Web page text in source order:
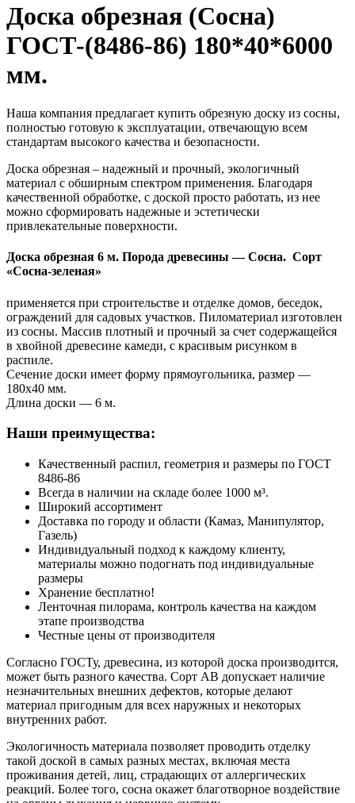
Доска обрезная (Сосна)
ГОСТ-(8486-86) 180*40*6000
мм.
Наша компания предлагает купить обрезную доску из сосны,
полностью готовую к эксплуатации, отвечающую всем
стандартам высокого качества и безопасности.
Доска обрезная – надежный и прочный, экологичный
материал с обширным спектром применения. Благодаря
качественной обработке, с доской просто работать, из нее
можно сформировать надежные и эстетически
привлекательные поверхности.
Доска обрезная 6 м. Порода древесины — Сосна. Сорт
«Сосна-зеленая»
применяется при строительстве и отделке домов, беседок,
ограждений для садовых участков. Пиломатериал изготовлен
из сосны. Массив плотный и прочный за счет содержащейся
в хвойной древесине камеди, с красивым рисунком в
распиле.
Сечение доски имеет форму прямоугольника, размер —
180х40 мм.
Длина доски — 6 м.
Наши преимущества:
Качественный распил, геометрия и размеры по ГОСТ
8486-86
Всегда в наличии на складе более 1000 м³.
Широкий ассортимент
Доставка по городу и области (Камаз, Манипулятор,
Газель)
Индивидуальный подход к каждому клиенту,
материалы можно подогнать под индивидуальные
размеры
Хранение бесплатно!
Ленточная пилорама, контроль качества на каждом
этапе производства
Честные цены от производителя
Согласно ГОСТу, древесина, из которой доска производится,
может быть разного качества. Сорт АВ допускает наличие
незначительных внешних дефектов, которые делают
материал пригодным для всех наружных и некоторых
внутренних работ.
Экологичность материала позволяет проводить отделку
такой доской в самых разных местах, включая места
проживания детей, лиц, страдающих от аллергических
реакций. Более того, сосна окажет благотворное воздействие